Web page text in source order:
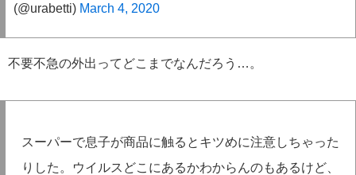
(@urabetti) March 4, 2020
不要不急の外出ってどこまでなんだろう…。
スーパーで息子が商品に触るとキツめに注意しちゃった
りした。ウイルスどこにあるかわからんのもあるけど、